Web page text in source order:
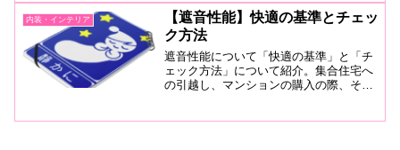
相や、住宅トレンドも交えて紹介しま
す。
内装・インテリア
【遮音性能】快適の基準とチェッ
ク方法
遮音性能について「快適の基準」と「チ
ェック方法」について紹介。集合住宅へ
の引越し、マンションの購入の際、その